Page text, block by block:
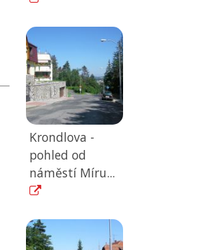
Krondlova -
pohled od
náměstí Míru...